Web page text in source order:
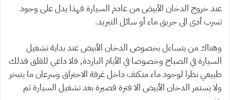
عند خروج الدخان الأبيض من عادم السيارة فهذا يدل على وجود
تسرب أدى الى حريق ماء أو سائل التبريد.
وهناك من يتساءل بخصوص الدخان الأبيض عند بداية تشغيل
السيارة في الصباح وخصوصا في الأيام الباردة, فلا داعي للقلق فذلك
طبيعي نظرا لوجود ماء متكثف داخل غرفة الاحتراق وسرعان ما يتبخر
ولا يستمر الدخان الأبيض الا فترة قصيرة بعد تشغيل السيارة ثم